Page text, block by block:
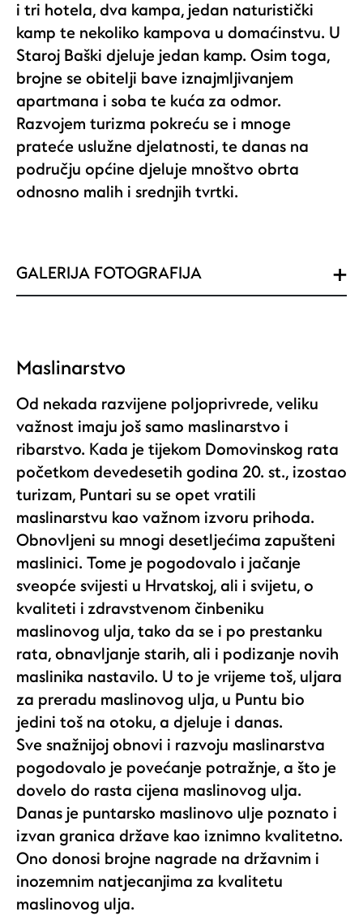
i tri hotela, dva kampa, jedan naturistički
kamp te nekoliko kampova u domaćinstvu. U
Staroj Baški djeluje jedan kamp. Osim toga,
brojne se obitelji bave iznajmljivanjem
apartmana i soba te kuća za odmor.
Razvojem turizma pokreću se i mnoge
prateće uslužne djelatnosti, te danas na
području općine djeluje mnoštvo obrta
odnosno malih i srednjih tvrtki.
GALERIJA FOTOGRAFIJA
Maslinarstvo
Od nekada razvijene poljoprivrede, veliku
važnost imaju još samo maslinarstvo i
ribarstvo. Kada je tijekom Domovinskog rata
početkom devedesetih godina 20. st., izostao
turizam, Puntari su se opet vratili
maslinarstvu kao važnom izvoru prihoda.
Obnovljeni su mnogi desetljećima zapušteni
maslinici. Tome je pogodovalo i jačanje
sveopće svijesti u Hrvatskoj, ali i svijetu, o
kvaliteti i zdravstvenom činbeniku
maslinovog ulja, tako da se i po prestanku
rata, obnavljanje starih, ali i podizanje novih
maslinika nastavilo. U to je vrijeme toš, uljara
za preradu maslinovog ulja, u Puntu bio
jedini toš na otoku, a djeluje i danas.
Sve snažnijoj obnovi i razvoju maslinarstva
pogodovalo je povećanje potražnje, a što je
dovelo do rasta cijena maslinovog ulja.
Danas je puntarsko maslinovo ulje poznato i
izvan granica države kao iznimno kvalitetno.
Ono donosi brojne nagrade na državnim i
inozemnim natjecanjima za kvalitetu
maslinovog ulja.